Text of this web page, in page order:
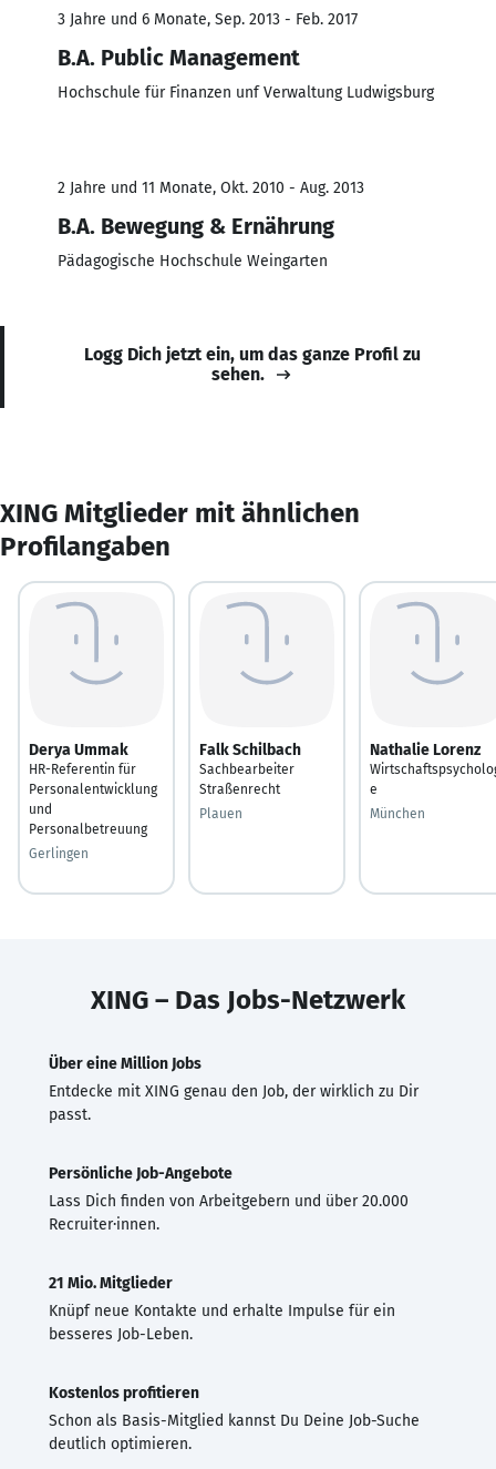
3 Jahre und 6 Monate, Sep. 2013 - Feb. 2017
B.A. Public Management
Hochschule für Finanzen unf Verwaltung Ludwigsburg
2 Jahre und 11 Monate, Okt. 2010 - Aug. 2013
B.A. Bewegung & Ernährung
Pädagogische Hochschule Weingarten
Logg Dich jetzt ein, um das ganze Profil zu
sehen.
XING Mitglieder mit ähnlichen
Profilangaben
Derya Ummak
HR-Referentin für
Personalentwicklung
und
Personalbetreuung
Gerlingen
Falk Schilbach
Sachbearbeiter
Straßenrecht
Plauen
Nathalie Lorenz
e
München
XING – Das Jobs-Netzwerk
Über eine Million Jobs
Entdecke mit XING genau den Job, der wirklich zu Dir
passt.
Persönliche Job-Angebote
Lass Dich finden von Arbeitgebern und über 20.000
Recruiter·innen.
21 Mio. Mitglieder
Knüpf neue Kontakte und erhalte Impulse für ein
besseres Job-Leben.
Kostenlos profitieren
Schon als Basis-Mitglied kannst Du Deine Job-Suche
deutlich optimieren.